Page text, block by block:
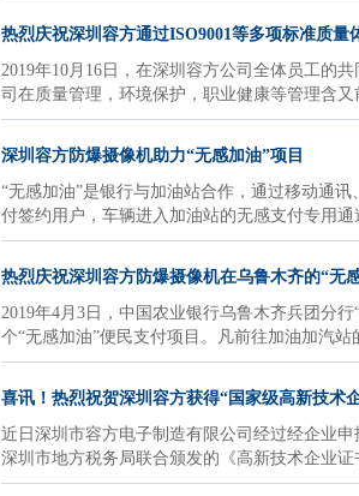
热烈庆祝深圳容方通过ISO9001等多项标准质量
2019年10月16日，在深圳容方公司全体员工的
司在质量管理，环境保护，职业健康等管理含
深圳容方防爆摄像机助力“无感加油”项目
“无感加油”是银行与加油站合作，通过移动通
付签约用户，车辆进入加油站的无感支付专用
热烈庆祝深圳容方防爆摄像机在乌鲁木齐的“无
2019年4月3日，中国农业银行乌鲁木齐兵团分
个“无感加油”便民支付项目。凡前往加油加汽
喜讯！热烈祝贺深圳容方获得“国家级高新技术
近日深圳市容方电子制造有限公司经过经企业
深圳市地方税务局联合颁发的《高新技术企业